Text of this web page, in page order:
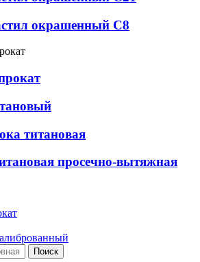
окрашенный С8
титановая
просечно-вытяжная